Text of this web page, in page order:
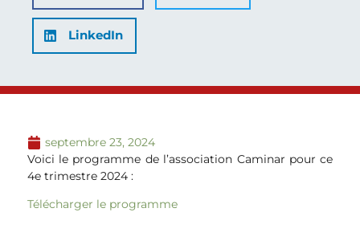
LinkedIn
septembre 23, 2024
Voici le programme de l’association Caminar pour ce
4e trimestre 2024 :
Télécharger le programme